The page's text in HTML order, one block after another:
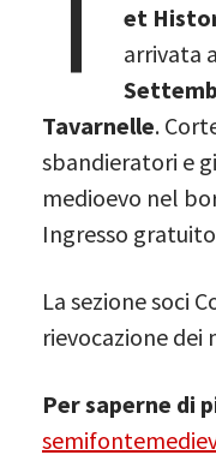
et
arrivata
Tavarnelle.
sbandieratori e
medioevo nel
Ingresso
La sezione soci
rievocazione dei
Per saperne di